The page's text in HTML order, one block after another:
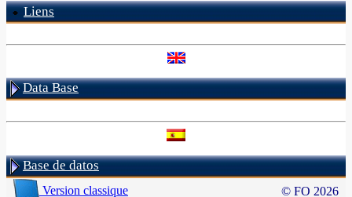
Liens
Data Base
Base de datos
Version classique © FO 2026